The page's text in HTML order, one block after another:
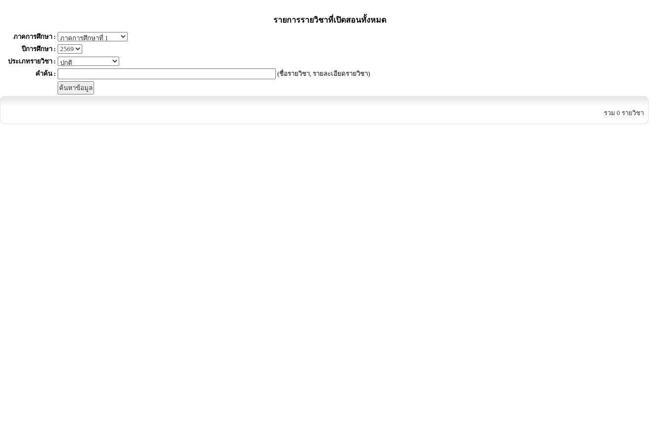
รายการรายวิชาที่เปิดสอนทั้งหมด
ภาคการศึกษา :
ปีการศึกษา :
ประเภทรายวิชา :
คำค้น :
(ชื่อรายวิชา, รายละเอียดรายวิชา)
รวม 0 รายวิชา